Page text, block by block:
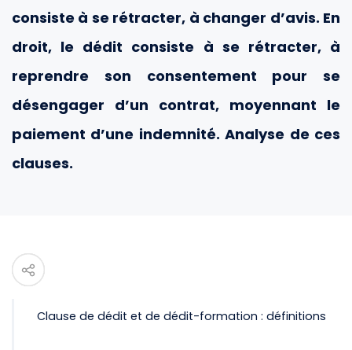
consiste à se rétracter, à changer d’avis. En
droit, le dédit consiste à se rétracter, à
reprendre son consentement pour se
désengager d’un contrat, moyennant le
paiement d’une indemnité. Analyse de ces
clauses.
Clause de dédit et de dédit-formation : définitions